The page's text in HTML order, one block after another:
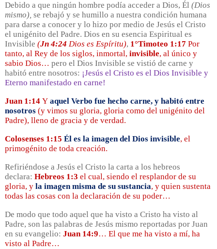
Debido a que ningún hombre podía acceder a Dios, Él (Dios
mismo), se rebajó y se humillo a nuestra condición humana
para darse a conocer y lo hizo por medio de Jesús el Cristo
el unigénito del Padre. Dios en su esencia Espiritual es
Invisible (Jn 4:24 Dios es Espíritu), 1°Timoteo 1:17 Por
tanto, al Rey de los siglos, inmortal, invisible, al único y
sabio Dios… pero el Dios Invisible se vistió de carne y
habitó entre nosotros: ¡Jesús el Cristo es el Dios Invisible y
Eterno manifestado en carne!
Juan 1:14 Y aquel Verbo fue hecho carne, y habitó entre
nosotros (y vimos su gloria, gloria como del unigénito del
Padre), lleno de gracia y de verdad.
Colosenses 1:15 Él es la imagen del Dios invisible, el
primogénito de toda creación.
Refiriéndose a Jesús el Cristo la carta a los hebreos
declara: Hebreos 1:3 el cual, siendo el resplandor de su
gloria, y la imagen misma de su sustancia, y quien sustenta
todas las cosas con la declaración de su poder…
De modo que todo aquel que ha visto a Cristo ha visto al
Padre, son las palabras de Jesús mismo reportadas por Juan
en su evangelio: Juan 14:9… El que me ha visto a mí, ha
visto al Padre…